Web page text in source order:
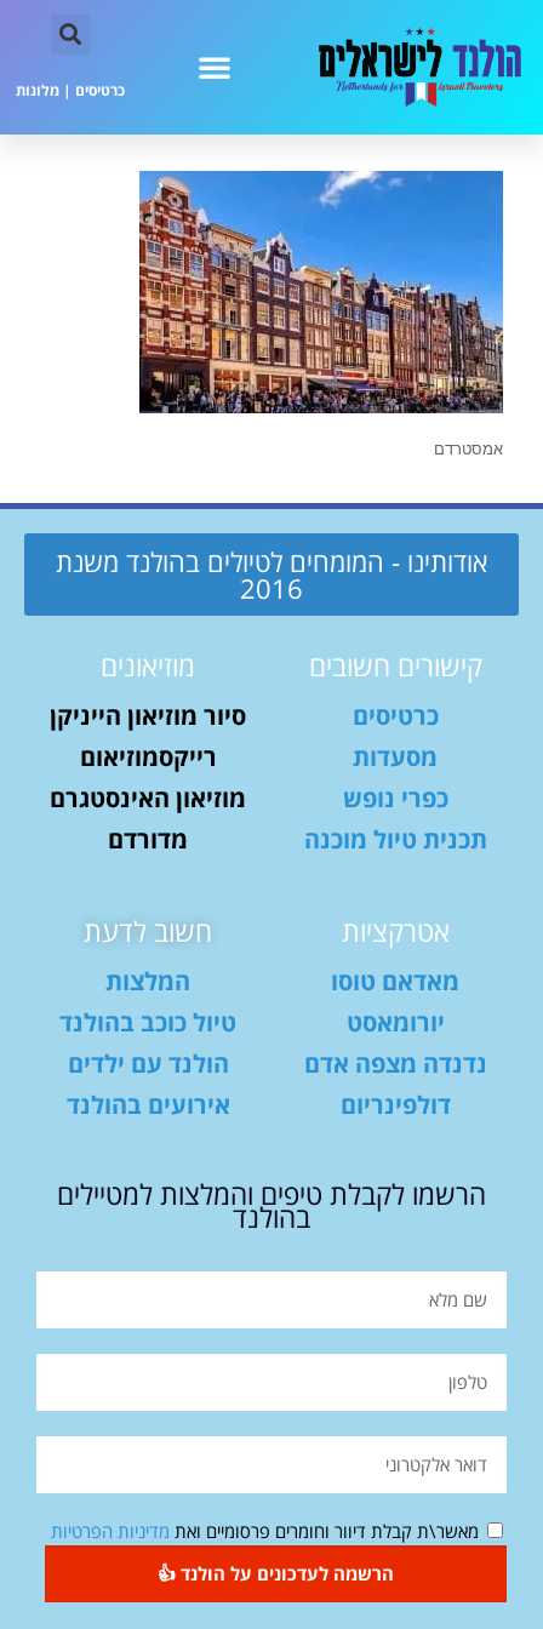
כרטיסים | מלונות
אמסטרדם
אודותינו - המומחים לטיולים בהולנד משנת
2016
קישורים חשובים
כרטיסים
מסעדות
כפרי נופש
תכנית טיול מוכנה
מוזיאונים
סיור מוזיאון הייניקן
רייקסמוזיאום
מוזיאון האינסטגרם
מדורדם
אטרקציות
מאדאם טוסו
יורומאסט
נדנדה מצפה אדם
דולפינריום
חשוב לדעת
המלצות
טיול כוכב בהולנד
הולנד עם ילדים
אירועים בהולנד
הרשמו לקבלת טיפים והמלצות למטיילים
בהולנד
מאשר\ת קבלת דיוור וחומרים פרסומיים ואת מדיניות הפרטיות
הרשמה לעדכונים על הולנד 👍